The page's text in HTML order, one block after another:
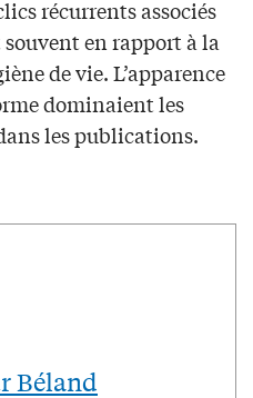
récurrents associés
en rapport à la
de vie. L’apparence
dominaient les
les publications.
Béland